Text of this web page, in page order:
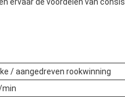
ervaar de voordelen van
/ aangedreven rookwinning
min